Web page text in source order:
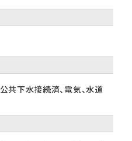
共下水接続済、電気、水道